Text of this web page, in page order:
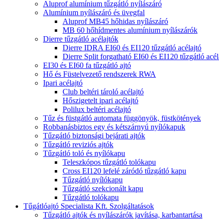
Aluprof alumínium tűzgátló nyílászáró
Alumínium nyílászáró és üvegfal
Aluprof MB45 hőhidas nyílászáró
MB 60 hőhídmentes alumínium nyílászárók
Dierre tűzgátló acélajtók
Dierre IDRA EI60 és EI120 tűzgátló acélajtó
Dierre Split forgatható EI60 és EI120 tűzgátló
EI30 és EI60 fa tűzgátló ajtó
Hő és Füstelvezető rendszerek RWA
Ipari acélajtó
Club beltéri tároló acélajtó
Hőszigetelt ipari acélajtó
Polilux beltéri acélajtó
Tűz és füstgátló automata függönyök, füstkötények
Robbanásbiztos egy és kétszárnyú nyílókapuk
Tűzgátló biztonsági bejárati ajtók
Tűzgátló reviziós ajtók
Tűzgátló toló és nyílókapu
Teleszkópos tűzgátló tolókapu
Cross EI120 lefelé záródó tűzgátló kapu
Tűzgátló nyílókapu
Tűzgátló szekcionált kapu
Tűzgátló tolókapu
Tűgátlóajtó Specialista Kft. Szolgáltatások
Tűzgátló ajtók és nyílászárók javítása, karbantartása